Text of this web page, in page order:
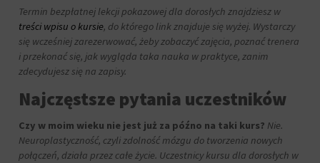
Termin bezpłatnej lekcji pokazowej dla dorosłych znajdziesz w
treści wpisu o kursie, do którego link znajduje się wyżej. Wystarczy
się wcześniej zarezerwować, żeby zobaczyć zajęcia, poznać trenera
i przekonać się, jak wygląda taka nauka w praktyce, zanim
zdecydujesz się na zapisy.
Najczęstsze pytania uczestników
Czy w moim wieku nie jest już za późno na taki kurs? Nie.
Neuroplastyczność, czyli zdolność mózgu do tworzenia nowych
połączeń, działa przez całe życie. Uczestnicy kursu dla dorosłych w